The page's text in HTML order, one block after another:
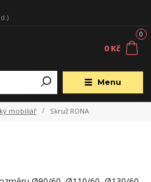
Menu
0
0 Kč
mobiliář Skruž RONA